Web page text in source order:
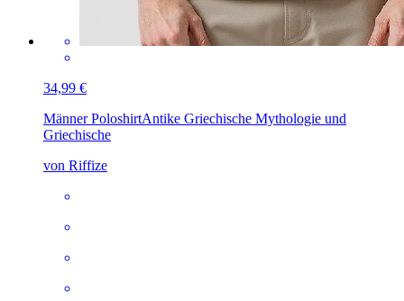
34,99 €
Männer PoloshirtAntike Griechische Mythologie und
Griechische
von Riffize